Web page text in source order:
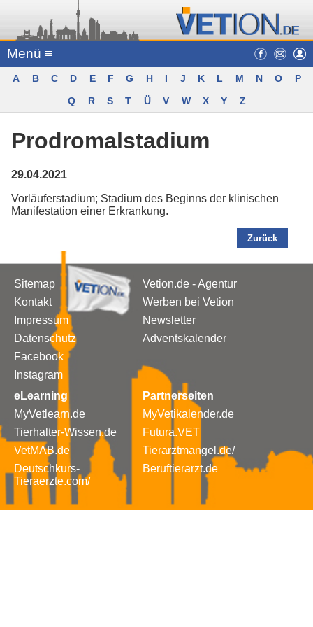
Menü ≡
A B C D E F G H I J K L M N O
P
Q
R S T Ü V W X Y Z
Prodromalstadium
29.04.2021
Vorläuferstadium; Stadium des Beginns der klinischen
Manifestation einer Erkrankung.
Zurück
Sitemap
Kontakt
Impressum
Datenschutz
Facebook
Instagram
Vetion.de - Agentur
Werben bei Vetion
Newsletter
Adventskalender
eLearning
MyVetlearn.de
Tierhalter-Wissen.de
VetMAB.de
Deutschkurs-
Tieraerzte.com/
Partnerseiten
MyVetikalender.de
Futura.VET
Tierarztmangel.de/
Beruftierarzt.de